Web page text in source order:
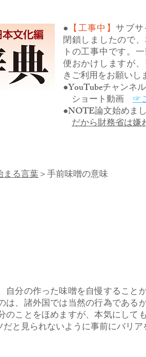
● 【工事中】サブ
閉鎖しましたので
トの工事中です。
便おかけしますが
きご利用をお願いし
●YouTubeチャンネル
ショート動画 ☞
●NOTE論文始めま
だから財務省は嫌
まる言葉＞手前味噌の意味
分の作った味噌を自慢すること
、諸外国では当然の行為である
のことをほめますが、本気にして
と見られないように事前にバリア